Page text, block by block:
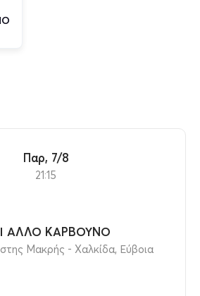
Παρ, 7/8
21:15
ΑΛΛΟ ΚΑΡΒΟΥΝΟ
Μακρής - Χαλκίδα, Εύβοια